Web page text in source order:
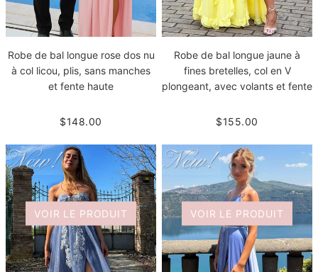
Robe de bal longue rose dos nu
à col licou, plis, sans manches
et fente haute
$148.00
Robe de bal longue jaune à
fines bretelles, col en V
plongeant, avec volants et fente
$155.00
VOIR LE PRODUIT VOIR LE PRODUIT